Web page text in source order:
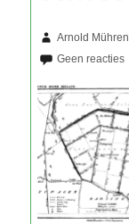
Arnold Mühren